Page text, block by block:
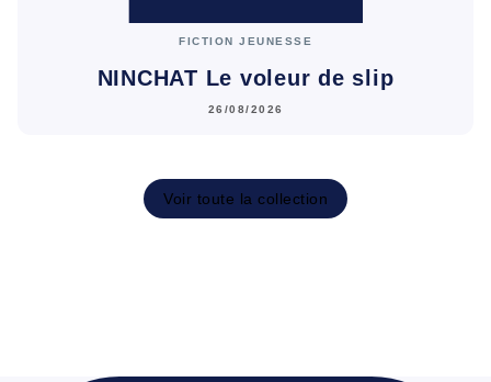
FICTION JEUNESSE
NINCHAT Le voleur de slip
26/08/2026
Voir toute la collection